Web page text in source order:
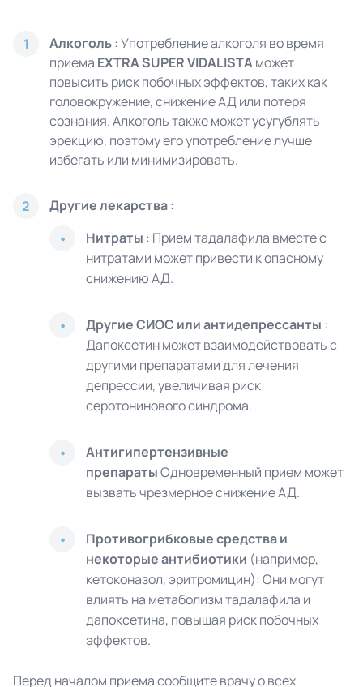
1 Алкоголь: Употребление алкоголя во время
приема EXTRA SUPERVIDALISTAможет
повысить риск побочных эффектов, таких как
головокружение, снижение АД или потеря
сознания. Алкоголь также может усугублять
эрекцию, поэтому его употребление лучше
избегать или минимизировать.
2 Другие лекарства:
Нитраты : Прием тадалафила вместе с
нитратами может привести к опасному
снижению АД.
Другие СИОС или антидепрессанты :
Дапоксетин может взаимодействовать с
другими препаратами для лечения
депрессии, увеличивая риск
серотонинового синдрома.
Антигипертензивные
препаратыОдновременный прием может
вызвать чрезмерное снижение АД.
Противогрибковые средства и
некоторые антибиотики (например,
кетоконазол, эритромицин): Они могут
влиять на метаболизм тадалафила и
дапоксетина, повышая риск побочных
эффектов.
Перед началом приема сообщите врачу о всех